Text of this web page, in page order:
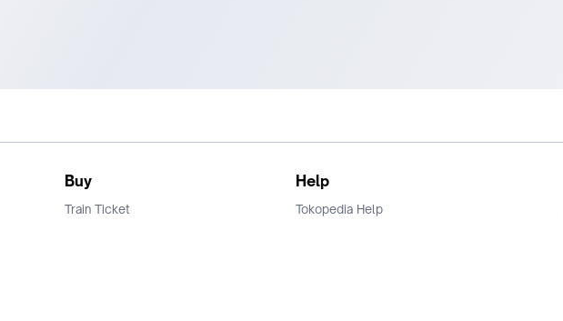
Buy
Train Ticket
Help
Tokopedia Help